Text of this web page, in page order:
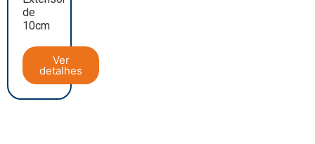
de
10cm
Ver
detalhes